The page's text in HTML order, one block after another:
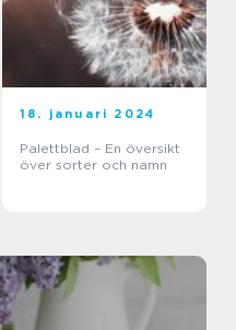
18. januari 2024
Palettblad – En översikt
över sorter och namn